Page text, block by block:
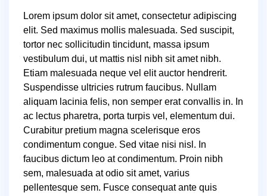
Lorem ipsum dolor sit amet, consectetur adipiscing
elit. Sed maximus mollis malesuada. Sed suscipit,
tortor nec sollicitudin tincidunt, massa ipsum
vestibulum dui, ut mattis nisl nibh sit amet nibh.
Etiam malesuada neque vel elit auctor hendrerit.
Suspendisse ultricies rutrum faucibus. Nullam
aliquam lacinia felis, non semper erat convallis in. In
ac lectus pharetra, porta turpis vel, elementum dui.
Curabitur pretium magna scelerisque eros
condimentum congue. Sed vitae nisi nisl. In
faucibus dictum leo at condimentum. Proin nibh
sem, malesuada at odio sit amet, varius
pellentesque sem. Fusce consequat ante quis